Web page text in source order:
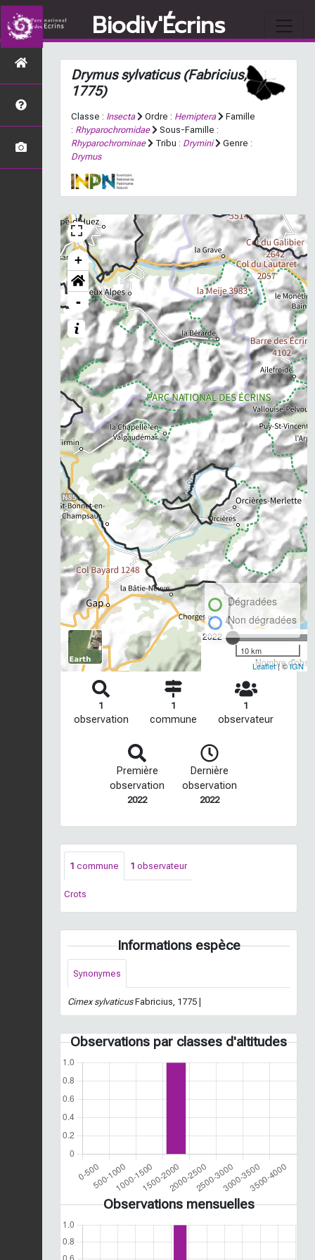
Biodiv'Écrins
Drymus sylvaticus(Fabricius,
1775)
Classe : Insecta Ordre : Hemiptera
Famille
: Rhyparochromidae
Sous-Famille :
Rhyparochrominae
Tribu : Drymini
Genre :
Drymus
+
-
2022
Nombre
Dégradées
Non dégradées
10 km
Leaflet| ©IGN
1
observation
1
commune
1
observateur
Première
observation
2022
Dernière
observation
2022
1 commune 1 observateur
Crots
Informations espèce
Synonymes
Cimex sylvaticusFabricius, 1775 |
Observations par classes d'altitudes
Observations mensuelles